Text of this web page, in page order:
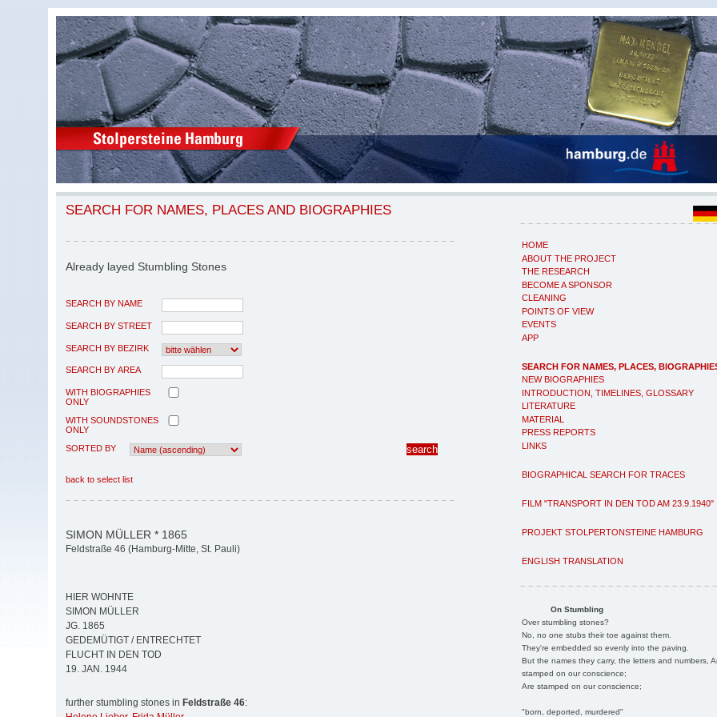
HOME
ABOUT THE PROJECT
THE RESEARCH
BECOME A SPONSOR
CLEANING
POINTS OF VIEW
EVENTS
APP
SEARCH FOR NAMES, PLACES,
NEW BIOGRAPHIES
INTRODUCTION, TIMELINES, GLOSSARY
LITERATURE
MATERIAL
PRESS REPORTS
LINKS
BIOGRAPHICAL SEARCH FOR TRACES
FILM "TRANSPORT IN DEN TOD AM 23.9.1940"
PROJEKT STOLPERTONSTEINE HAMBURG
ENGLISH TRANSLATION
On Stumbling
Over stumbling stones?
No, no one stubs their toe against them.
They're embedded so evenly into the paving.
But the names they carry, the letters and numbers,
stamped on our conscience;
Are stamped on our conscience;
"born, deported, murdered"
SEARCH FOR NAMES, PLACES AND BIOGRAPHIES
Already layed Stumbling Stones
SEARCH BY NAME
SEARCH BY STREET
SEARCH BY BEZIRK
SEARCH BY AREA
WITH BIOGRAPHIES
ONLY
WITH SOUNDSTONES
ONLY
SORTED BY
back to select list
SIMON MÜLLER * 1865
Feldstraße 46 (Hamburg-Mitte, St. Pauli)
HIER WOHNTE
SIMON MÜLLER
JG. 1865
GEDEMÜTIGT / ENTRECHTET
FLUCHT IN DEN TOD
19. JAN. 1944
further stumbling stones in Feldstraße 46: